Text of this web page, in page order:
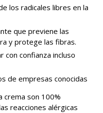
los radicales libres en la
que previene las
y protege las fibras.
con confianza incluso
de empresas conocidas
crema son 100%
reacciones alérgicas